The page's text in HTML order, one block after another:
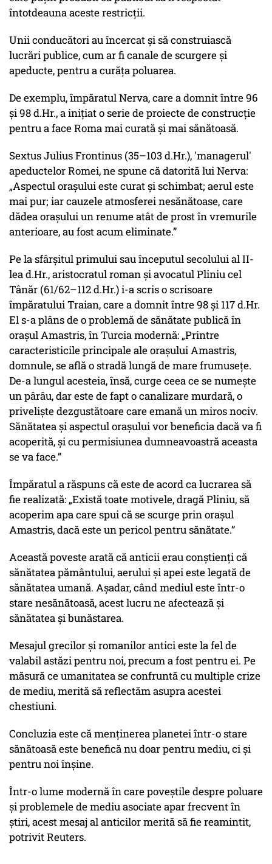
întotdeauna aceste restricții.
Unii conducători au încercat și să construiască
lucrări publice, cum ar fi canale de scurgere și
apeducte, pentru a curăța poluarea.
De exemplu, împăratul Nerva, care a domnit între 96
și 98 d.Hr., a inițiat o serie de proiecte de construcție
pentru a face Roma mai curată și mai sănătoasă.
Sextus Julius Frontinus (35–103 d.Hr.), 'managerul'
apeductelor Romei, ne spune că datorită lui Nerva:
„Aspectul orașului este curat și schimbat; aerul este
mai pur; iar cauzele atmosferei nesănătoase, care
dădea orașului un renume atât de prost în vremurile
anterioare, au fost acum eliminate.”
Pe la sfârșitul primului sau începutul secolului al II-
lea d.Hr., aristocratul roman și avocatul Pliniu cel
Tânăr (61/62–112 d.Hr.) i-a scris o scrisoare
împăratului Traian, care a domnit între 98 și 117 d.Hr.
El s-a plâns de o problemă de sănătate publică în
orașul Amastris, în Turcia modernă: „Printre
caracteristicile principale ale orașului Amastris,
domnule, se află o stradă lungă de mare frumusețe.
De-a lungul acesteia, însă, curge ceea ce se numește
un pârâu, dar este de fapt o canalizare murdară, o
priveliște dezgustătoare care emană un miros nociv.
Sănătatea și aspectul orașului vor beneficia dacă va fi
acoperită, și cu permisiunea dumneavoastră aceasta
se va face.”
Împăratul a răspuns că este de acord ca lucrarea să
fie realizată: „Există toate motivele, dragă Pliniu, să
acoperim apa care spui că se scurge prin orașul
Amastris, dacă este un pericol pentru sănătate.”
Această poveste arată că anticii erau conștienți că
sănătatea pământului, aerului și apei este legată de
sănătatea umană. Așadar, când mediul este într-o
stare nesănătoasă, acest lucru ne afectează și
sănătatea și bunăstarea.
Mesajul grecilor și romanilor antici este la fel de
valabil astăzi pentru noi, precum a fost pentru ei. Pe
măsură ce umanitatea se confruntă cu multiple crize
de mediu, merită să reflectăm asupra acestei
chestiuni.
Concluzia este că menținerea planetei într-o stare
sănătoasă este benefică nu doar pentru mediu, ci și
pentru noi înșine.
Într-o lume modernă în care poveștile despre poluare
și problemele de mediu asociate apar frecvent în
știri, acest mesaj al anticilor merită să fie reamintit,
potrivit Reuters.